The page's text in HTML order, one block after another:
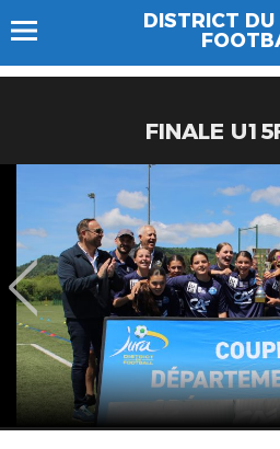
DISTRICT
FINALE